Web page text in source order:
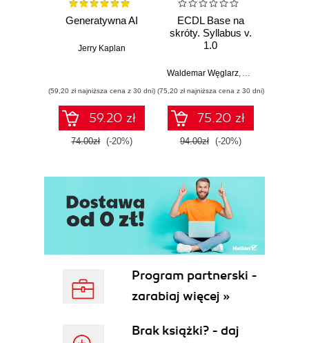
Generatywna AI
Jerry Kaplan
(59,20 zł najniższa cena z 30 dni)
59.20 zł
74.00zł (-20%)
ECDL Base na
skróty. Syllabus v.
1.0
Waldemar Węglarz,
(75,20 zł najniższa cena z 30 dni)
75.20 zł
94.00zł (-20%)
Program partnerski -
zarabiaj więcej »
Brak książki? - daj